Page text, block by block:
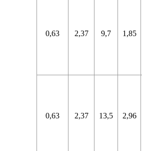
0,63 2,37 9,7 1,85
0,63 2,37 13,5 2,96